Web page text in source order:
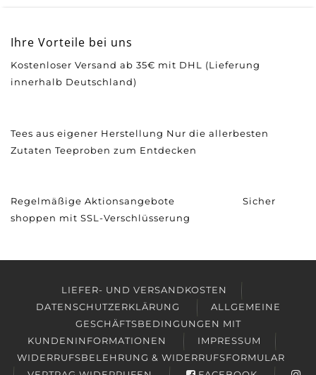
Ihre Vorteile bei uns
Kostenloser Versand ab 35€ mit DHL (Lieferung
innerhalb Deutschland)
Tees aus eigener Herstellung Nur die allerbesten
Zutaten Teeproben zum Entdecken
Regelmäßige Aktionsangebote Sicher
shoppen mit SSL-Verschlüsserung
LIEFER- UND VERSANDKOSTEN
DATENSCHUTZERKLÄRUNG
ALLGEMEINE
GESCHÄFTSBEDINGUNGEN MIT
KUNDENINFORMATIONEN
IMPRESSUM
WIDERRUFSBELEHRUNG & WIDERRUFSFORMULAR